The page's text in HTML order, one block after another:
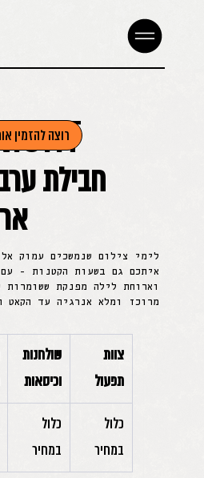
רוצה להזמין
חבילת
לימי צילום שנמשכים עמוק
איתכם גם בשעות הקטנות -
וארוחת לילה מפנקת
מרוכז ומלא אנרגיה עד הקאט
צוות
תפעול
שולחנות
וכיסאות
כלול
במחיר
כלול
במחיר